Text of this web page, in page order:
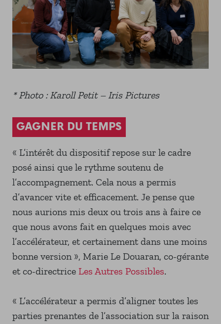
* Photo : Karoll Petit – Iris Pictures
GAGNER DU TEMPS
« L’intérêt du dispositif repose sur le cadre
posé ainsi que le rythme soutenu de
l’accompagnement. Cela nous a permis
d’avancer vite et efficacement. Je pense que
nous aurions mis deux ou trois ans à faire ce
que nous avons fait en quelques mois avec
l’accélérateur, et certainement dans une moins
bonne version », Marie Le Douaran, co-gérante
et co-directrice Les Autres Possibles.
« L’accélérateur a permis d’aligner toutes les
parties prenantes de l’association sur la raison